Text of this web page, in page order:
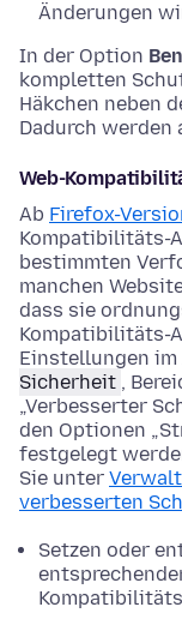
Änderungen
In der Option
kompletten
Häkchen neben
Dadurch werden
Web-
Ab Firefox-
Kompatibilitäts-
bestimmten
manchen
dass sie
Kompatibilitäts-
Einstellungen
Sicherheit ,
„Verbesserter
den Optionen
festgelegt
Sie unter
verbesserten
Setzen oder